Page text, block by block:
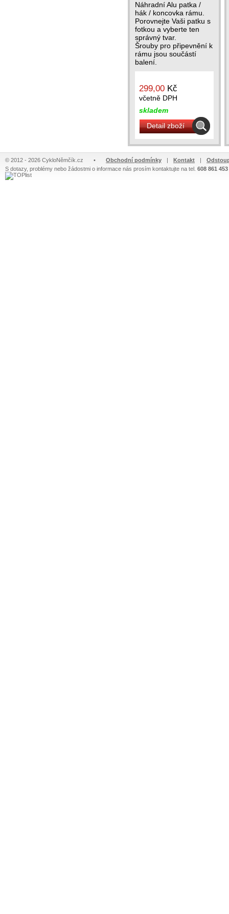
Náhradní Alu patka /
hák / koncovka rámu.
Porovnejte Vaši patku s
fotkou a vyberte ten
správný tvar.
Šrouby pro připevnění k
rámu jsou součástí
balení.
299,00 Kč
včetně DPH
skladem
Detail zboží
© 2012 - 2026 CykloNěmčík.cz • Obchodní podmínky | Kontakt |
S dotazy, problémy nebo žádostmi o informace nás prosím kontaktujte na tel. 608 861 453